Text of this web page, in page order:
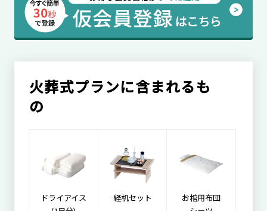
火葬式プランに含まれるも
の
ドライアイス
経机セット
お棺用布団